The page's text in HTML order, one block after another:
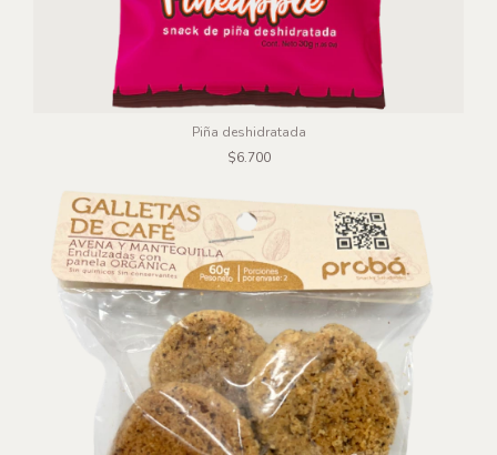
Piña deshidratada
$6.700